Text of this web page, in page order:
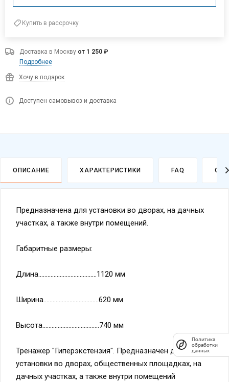
Купить в рассрочку
Доставка в Москву от 1 250 ₽
Подробнее
Хочу в подарок
Доступен самовывоз и доставка
ОПИСАНИЕ ХАРАКТЕРИСТИКИ FAQ
Предназначена для установки во дворах, на дачных
участках, а также внутри помещений.
Габаритные размеры:
Длина......................................1120 мм
Ширина....................................620 мм
Высота.....................................740 мм
Тренажер "Гиперэкстензия". Предназначен для
установки во дворах, общественных площадках, на
дачных участках, а также внутри помещений
Политика
обработки
данных